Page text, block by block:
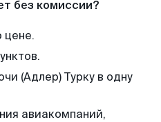
без комиссии?
цене.
(Адлер) Турку в одну
авиакомпаний,